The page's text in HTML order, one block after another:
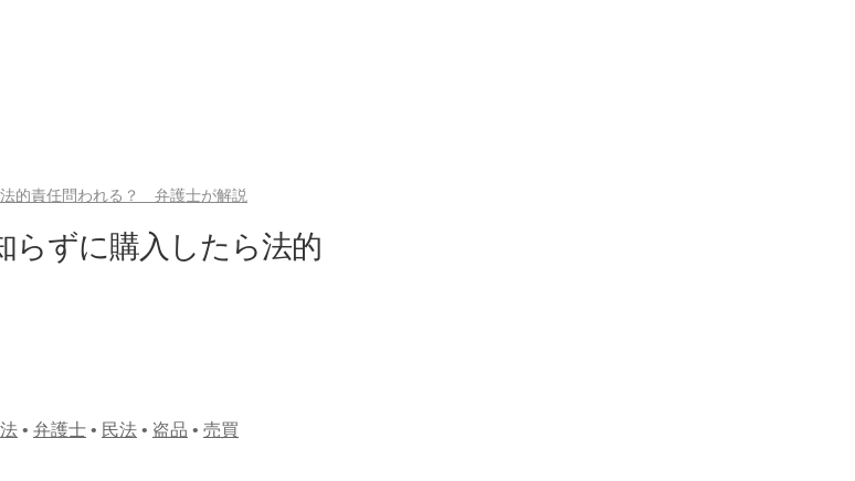
的責任問われる？ 弁護士が解説
らずに購入したら法的
• 弁護士 • 民法 • 盗品 • 売買